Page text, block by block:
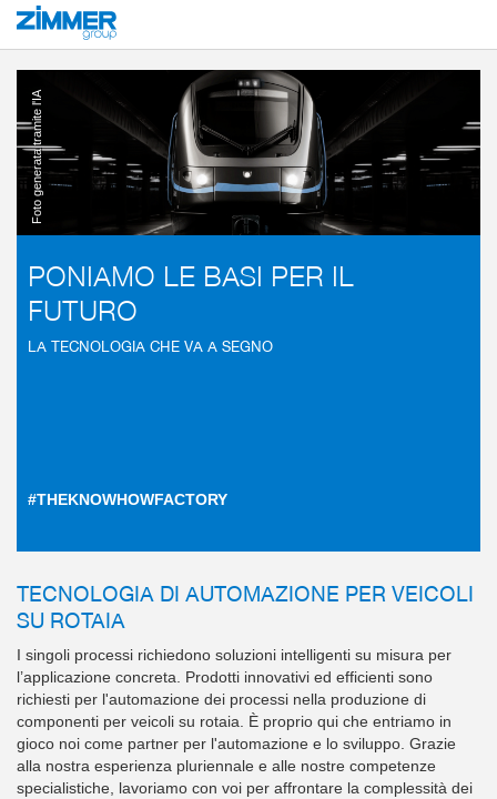
Inizio Settori
Foto generata tramite l'IA
PONIAMO LE BASI PER IL
FUTURO
LA TECNOLOGIA CHE VA A SEGNO
#THEKNOWHOWFACTORY
TECNOLOGIA DI AUTOMAZIONE PER VEICOLI
SU ROTAIA
I singoli processi richiedono soluzioni intelligenti su misura per
l’applicazione concreta. Prodotti innovativi ed efficienti sono
richiesti per l'automazione dei processi nella produzione di
componenti per veicoli su rotaia. È proprio qui che entriamo in
gioco noi come partner per l'automazione e lo sviluppo. Grazie
alla nostra esperienza pluriennale e alle nostre competenze
specialistiche, lavoriamo con voi per affrontare la complessità dei